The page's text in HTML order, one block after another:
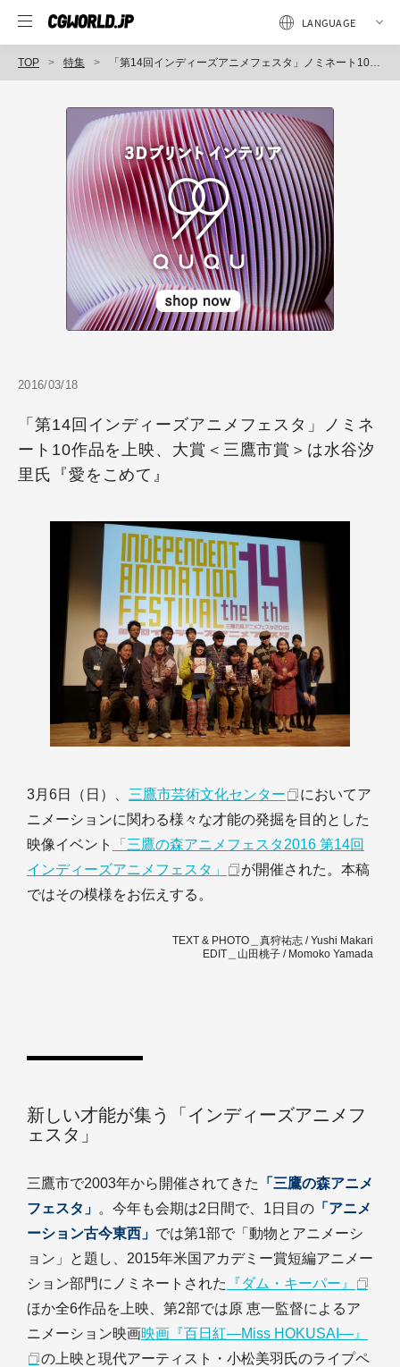
TOP 特集 「第14回インディーズアニメフェスタ」ノミネート10作品を上映、大賞＜三鷹市賞＞は水谷汐里氏『愛をこめて』
2016/03/18
「第14回インディーズアニメフェスタ」ノミネ
ート10作品を上映、大賞＜三鷹市賞＞は水谷汐
里氏『愛をこめて』
3月6日（日）、 三鷹市芸術文化センター
においてア
ニメーションに関わる様々な才能の発掘を目的とした
映像イベント
「三鷹の森アニメフェスタ2016 第14回
インディーズアニメフェスタ」
が開催された。本稿
ではその模様をお伝えする。
TEXT & PHOTO＿真狩祐志 / Yushi Makari
EDIT＿山田桃子 / Momoko Yamada
新しい才能が集う「インディーズアニメフ
ェスタ」
三鷹市で2003年から開催されてきた
「三鷹の森アニメ
フェスタ」 。今年も会期は2日間で、1日目の 「アニメ
ーション古今東西」 では第1部で「動物とアニメーシ
ョン」と題し、2015年米国アカデミー賞短編アニメー
ション部門にノミネートされた
『ダム・キーパー』
ほか全6作品を上映、第2部では原 恵一監督によるア
ニメーション映画映画『百日紅―Miss HOKUSAI―』
の上映と現代アーティスト・小松美羽氏のライプペ